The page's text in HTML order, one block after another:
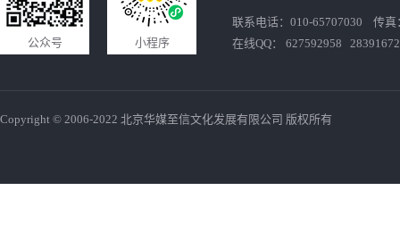
公众号 小程序
联系电话：010-65707030 传真
在线QQ： 627592958
Copyright © 2006-2022 北京华媒至信文化发展有限公司 版权所有